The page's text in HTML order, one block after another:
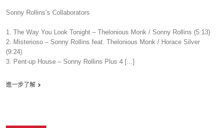
Sonny Rollins’s Collaborators
1. The Way You Look Tonight – Thelonious Monk / Sonny Rollins (5:13)
2. Misterioso – Sonny Rollins feat. Thelonious Monk / Horace Silver
(9:24)
3. Pent-up House – Sonny Rollins Plus 4 [...]
進一步了解